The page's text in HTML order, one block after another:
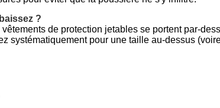
?
de protection jetables se portent par-
systématiquement pour une taille au-dessus